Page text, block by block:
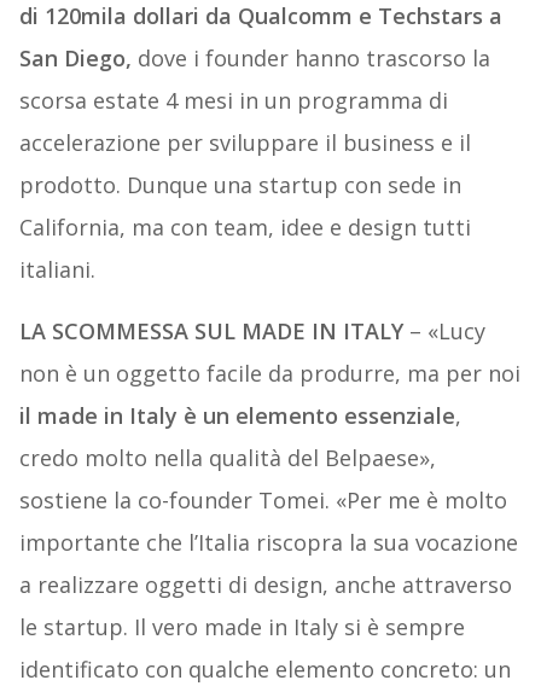
di 120mila dollari da Qualcomm e Techstars a
San Diego, dove i founder hanno trascorso la
scorsa estate 4 mesi in un programma di
accelerazione per sviluppare il business e il
prodotto. Dunque una startup con sede in
California, ma con team, idee e design tutti
italiani.
LA SCOMMESSA SUL MADE IN ITALY– «Lucy
non è un oggetto facile da produrre, ma per noi
il made in Italy è un elemento essenziale,
credo molto nella qualità del Belpaese»,
sostiene la co-founder Tomei. «Per me è molto
importante che l’Italia riscopra la sua vocazione
a realizzare oggetti di design, anche attraverso
le startup. Il vero made in Italy si è sempre
identificato con qualche elemento concreto: un